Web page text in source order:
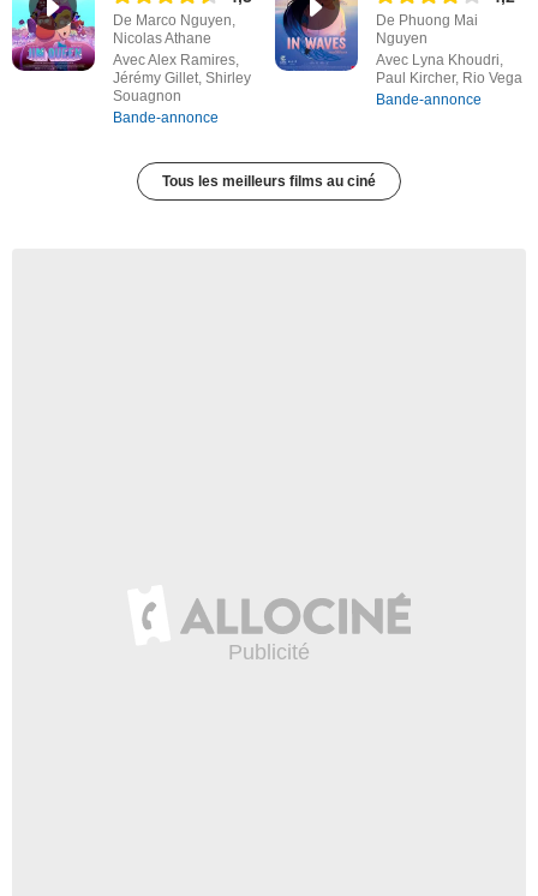
De Marco Nguyen,
Nicolas Athane
Avec Alex Ramires,
Jérémy Gillet, Shirley
Souagnon
Bande-annonce
De Phuong Mai
Nguyen
Avec Lyna Khoudri,
Paul Kircher, Rio Vega
Bande-annonce
Tous les meilleurs films au ciné